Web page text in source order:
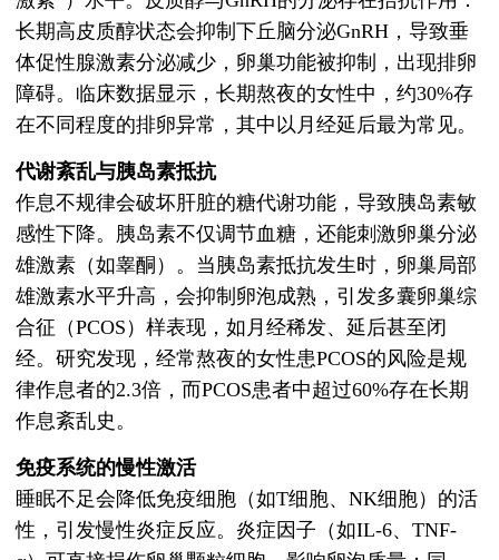
长期高皮质醇状态会抑制下丘脑分泌GnRH，导致垂
体促性腺激素分泌减少，卵巢功能被抑制，出现排卵
障碍。临床数据显示，长期熬夜的女性中，约30%存
在不同程度的排卵异常，其中以月经延后最为常见。
代谢紊乱与胰岛素抵抗
作息不规律会破坏肝脏的糖代谢功能，导致胰岛素敏
感性下降。胰岛素不仅调节血糖，还能刺激卵巢分泌
雄激素（如睾酮）。当胰岛素抵抗发生时，卵巢局部
雄激素水平升高，会抑制卵泡成熟，引发多囊卵巢综
合征（PCOS）样表现，如月经稀发、延后甚至闭
经。研究发现，经常熬夜的女性患PCOS的风险是规
律作息者的2.3倍，而PCOS患者中超过60%存在长期
作息紊乱史。
免疫系统的慢性激活
睡眠不足会降低免疫细胞（如T细胞、NK细胞）的活
性，引发慢性炎症反应。炎症因子（如IL-6、TNF-